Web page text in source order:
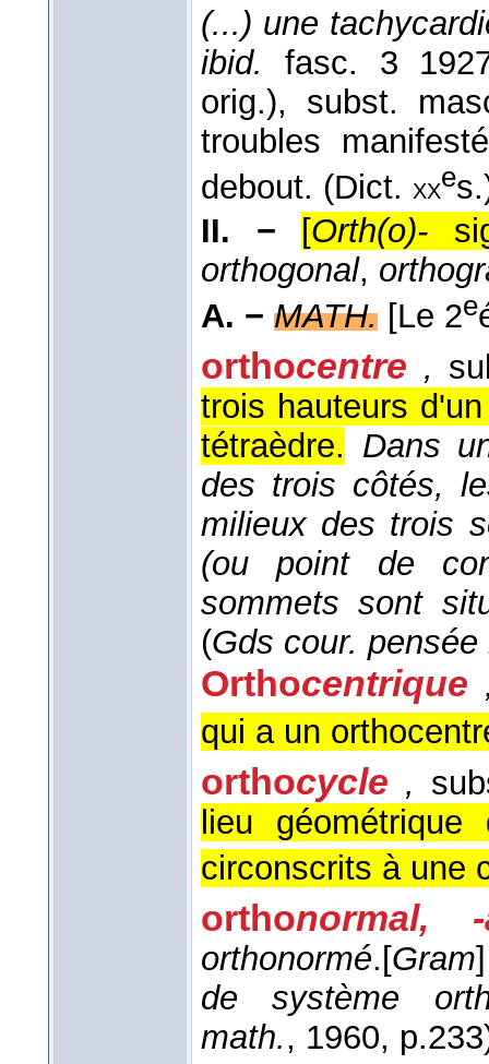
(...) une
ibid.
fasc. 3
orig.), subst.
troubles
debout. (Dict. xxe
II. −
[Orth(o)-
orthogonal,
A. − MATH. [Le 2e
orthocentre ,
trois hauteurs
tétraèdre. Dans
des trois côtés,
milieux des trois
(ou point de
sommets sont
(Gds cour. pensée
Orthocentrique
qui a un
orthocycle ,
lieu
circonscrits à une
orthonormal,
orthonormé. [Gram
de système
math., 1960,